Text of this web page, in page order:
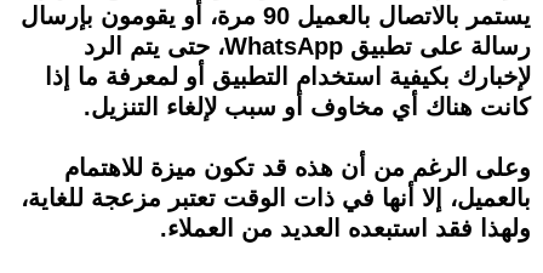
يستمر بالاتصال بالعميل 90 مرة، أو يقومون بإرسال
رسالة على تطبيق WhatsApp، حتى يتم الرد
لإخبارك بكيفية استخدام التطبيق أو لمعرفة ما إذا
كانت هناك أي مخاوف أو سبب لإلغاء التنزيل.
وعلى الرغم من أن هذه قد تكون ميزة للاهتمام
بالعميل، إلا أنها في ذات الوقت تعتبر مزعجة للغاية،
ولهذا فقد استبعده العديد من العملاء.